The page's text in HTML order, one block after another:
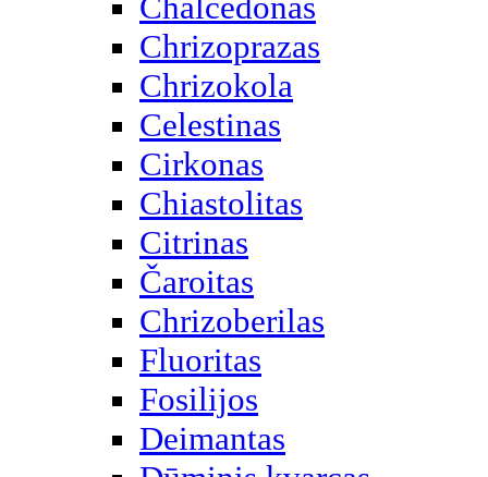
Chrizoprazas
Chrizokola
Celestinas
Cirkonas
Chiastolitas
Citrinas
Čaroitas
Chrizoberilas
Fluoritas
Fosilijos
Deimantas